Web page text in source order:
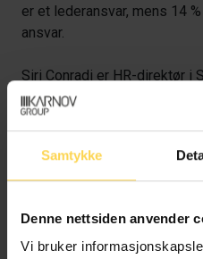
Samtykke
Denne nettsiden anvender
Vi bruker
er et lederansvar, mens 14
ansvar.
Siri Conradi er HR-direktør i
Sørensen mener hun at
ansvar. I Selmer har de
relevante og bedre rustet
samfunn i endring.
– I Selmer jobber vi aktivt
arbeider etter “70–20–10-